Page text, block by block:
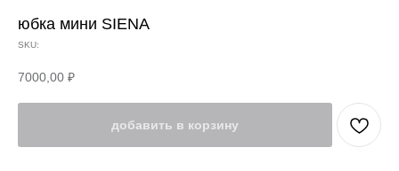
юбка мини SIENA
SKU:
7000,00 ₽
добавить в корзину